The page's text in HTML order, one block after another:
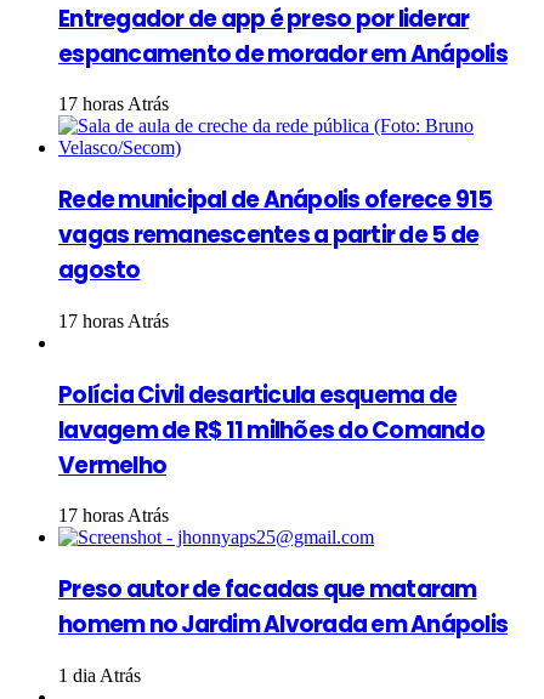
Entregador de app é preso por liderar
espancamento de morador em Anápolis
17 horas Atrás
Rede municipal de Anápolis oferece 915
vagas remanescentes a partir de 5 de
agosto
17 horas Atrás
Polícia Civil desarticula esquema de
lavagem de R$ 11 milhões do Comando
Vermelho
17 horas Atrás
Preso autor de facadas que mataram
homem no Jardim Alvorada em Anápolis
1 dia Atrás